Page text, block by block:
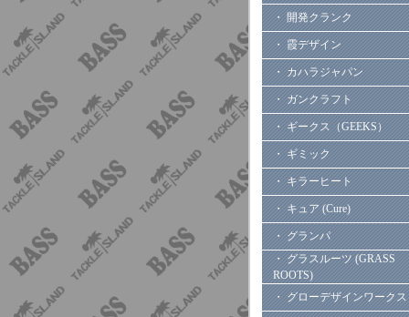
・ 開発クランク
・ 霞デザイン
・ カハラジャパン
・ ガンクラフト
・ ギークス（GEEKS）
・ ギミック
・ キラーヒート
・ キュア (Cure)
・ グランパ
・ グラスルーツ (GRASS
ROOTS)
・ グローデザインワークス